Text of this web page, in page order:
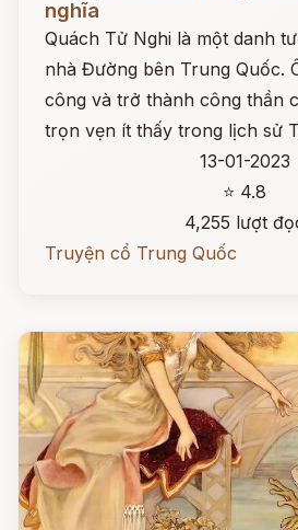
nghĩa
Quách Tử Nghi là một danh
nhà Đường bên Trung Quốc.
công và trở thành công thần
trọn vẹn ít thấy trong lịch sử
13-01-2023
⭐ 4.8
4,255 lượt
Truyện cổ Trung Quốc